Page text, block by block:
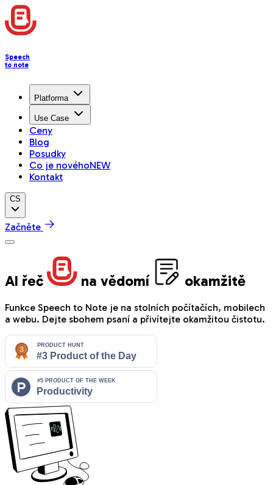
Speech
to note
Platforma
Use Case
Ceny
Blog
Posudky
Co je novéhoNEW
Kontakt
CS
Začněte
AI řeč na vědomí okamžitě
Funkce Speech to Note je na stolních počítačích, mobilech
a webu. Dejte sbohem psaní a přivítejte okamžitou čistotu.